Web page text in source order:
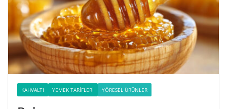
KAHVALTI YEMEK TARIFLERI YÖRESEL ÜRÜNLER